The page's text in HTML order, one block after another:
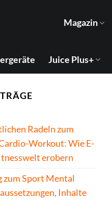
Magazin
Juice Plus+
Radeln zum
Workout: Wie E-
erobern
zum Sport Mental
Inhalte